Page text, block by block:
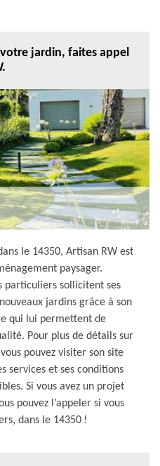
jardin, faites appel
le 14350, Artisan RW est
paysager.
particuliers sollicitent ses
jardins grâce à son
qui lui permettent de
Pour plus de détails sur
pouvez visiter son site
services et ses conditions
Si vous avez un projet
pouvez l’appeler si vous
dans le 14350 !